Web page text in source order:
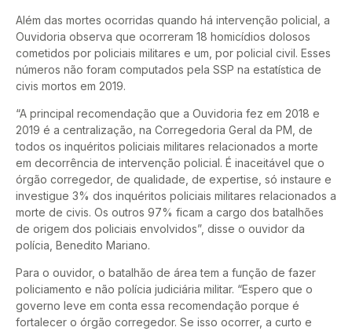
Além das mortes ocorridas quando há intervenção policial, a
Ouvidoria observa que ocorreram 18 homicídios dolosos
cometidos por policiais militares e um, por policial civil. Esses
números não foram computados pela SSP na estatística de
civis mortos em 2019.
“A principal recomendação que a Ouvidoria fez em 2018 e
2019 é a centralização, na Corregedoria Geral da PM, de
todos os inquéritos policiais militares relacionados a morte
em decorrência de intervenção policial. É inaceitável que o
órgão corregedor, de qualidade, de expertise, só instaure e
investigue 3% dos inquéritos policiais militares relacionados a
morte de civis. Os outros 97% ficam a cargo dos batalhões
de origem dos policiais envolvidos”, disse o ouvidor da
polícia, Benedito Mariano.
Para o ouvidor, o batalhão de área tem a função de fazer
policiamento e não polícia judiciária militar. “Espero que o
governo leve em conta essa recomendação porque é
fortalecer o órgão corregedor. Se isso ocorrer, a curto e